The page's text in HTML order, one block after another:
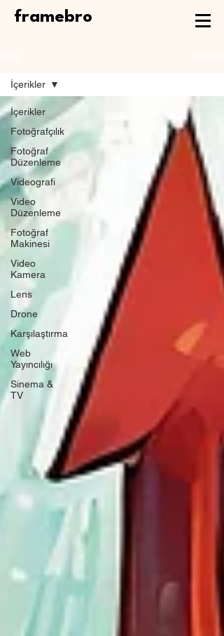
framebro
İçerikler
Fotoğrafçılık
Fotoğraf
Düzenleme
Videografi
Video
Düzenleme
Fotoğraf
Makinesi
Video
Kamera
Lens
Drone
Karşılaştırma
Web
Yayıncılığı
Sinema &
TV
İçerikler